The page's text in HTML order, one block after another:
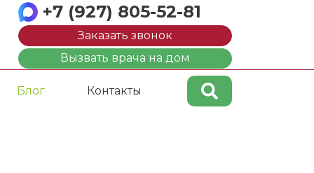
+7 (927) 805-52-81
Заказать звонок
Вызвать врача на дом
Блог Контакты